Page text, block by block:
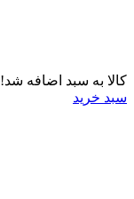
کالا به سبد اضافه شد!
سبد خرید